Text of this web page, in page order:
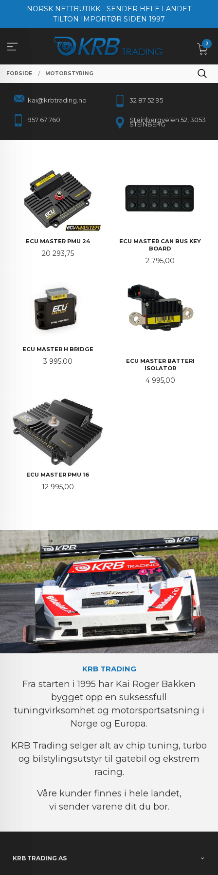
NORSK NETTBUTIKK
SENDER HELE LANDET
TILTON IMPORTØR SIDEN 1997
0
FORSIDE MOTORSTYRING
kai@krbtrading.no 32 87 52 95
957 67 760 Steinbergveien 52, 3053
STEINBERG
ECU MASTER PMU 24
Pris
20 293,75
ECU MASTER CAN BUS KEY
BOARD
Pris
2 795,00
ECU MASTER H BRIDGE
Pris
3 995,00
ECU MASTER BATTERI
ISOLATOR
Pris
4 995,00
ECU MASTER PMU 16
Pris
12 995,00
KRB TRADING
Fra starten i 1995 har Kai Roger Bakken
bygget opp en suksessfull
tuningvirksomhet og motorsportsatsning i
Norge og Europa.
KRB Trading selger alt av chip tuning, turbo
og bilstylingsutstyr til gatebil og ekstrem
racing.
Våre kunder finnes i hele landet,
vi sender varene dit du bor.
KRB TRADING AS